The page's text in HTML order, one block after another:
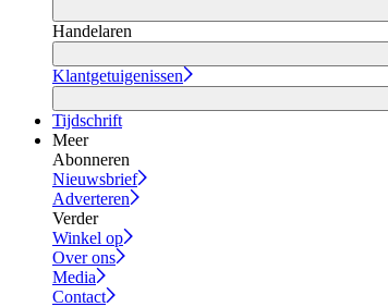
Handelaren
Klantgetuigenissen
Tijdschrift
Meer
Abonneren
Nieuwsbrief
Adverteren
Verder
Winkel op
Over ons
Media
Contact